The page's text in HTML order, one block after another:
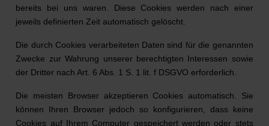
bereits bei uns waren. Diese Cookies werden nach einer
jeweils definierten Zeit automatisch gelöscht.
Die durch Cookies verarbeiteten Daten sind für die genannten
Zwecke zur Wahrung unserer berechtigten Interessen sowie
der Dritter nach Art. 6 Abs. 1 S. 1 lit. f DSGVO erforderlich.
Die meisten Browser akzeptieren Cookies automatisch. Sie
können Ihren Browser jedoch so konfigurieren, dass keine
Cookies auf Ihrem Computer gespeichert werden oder stets